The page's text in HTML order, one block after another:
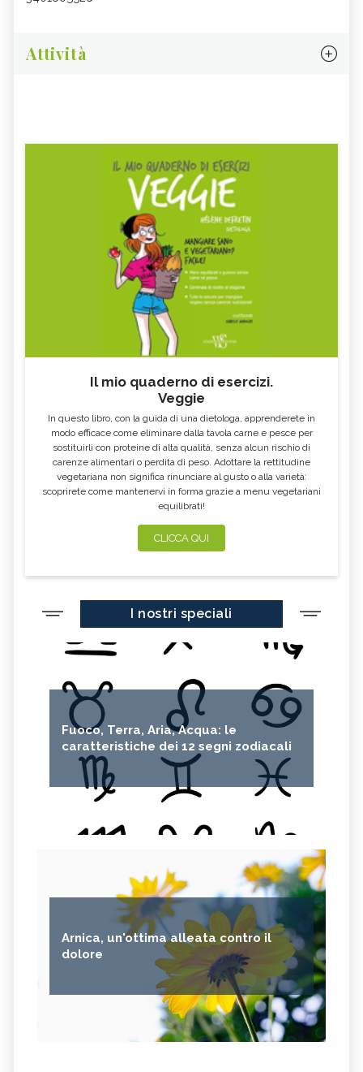
Attività
Il mio quaderno di esercizi.
Veggie
In questo libro, con la guida di una dietologa, apprenderete in
modo efficace come eliminare dalla tavola carne e pesce per
sostituirli con proteine di alta qualità, senza alcun rischio di
carenze alimentari o perdita di peso. Adottare la rettitudine
vegetariana non significa rinunciare al gusto o alla varietà:
scoprirete come mantenervi in forma grazie a menu vegetariani
equilibrati!
CLICCA QUI
I nostri speciali
Fuoco, Terra, Aria, Acqua: le
caratteristiche dei 12 segni zodiacali
Arnica, un'ottima alleata contro il
dolore